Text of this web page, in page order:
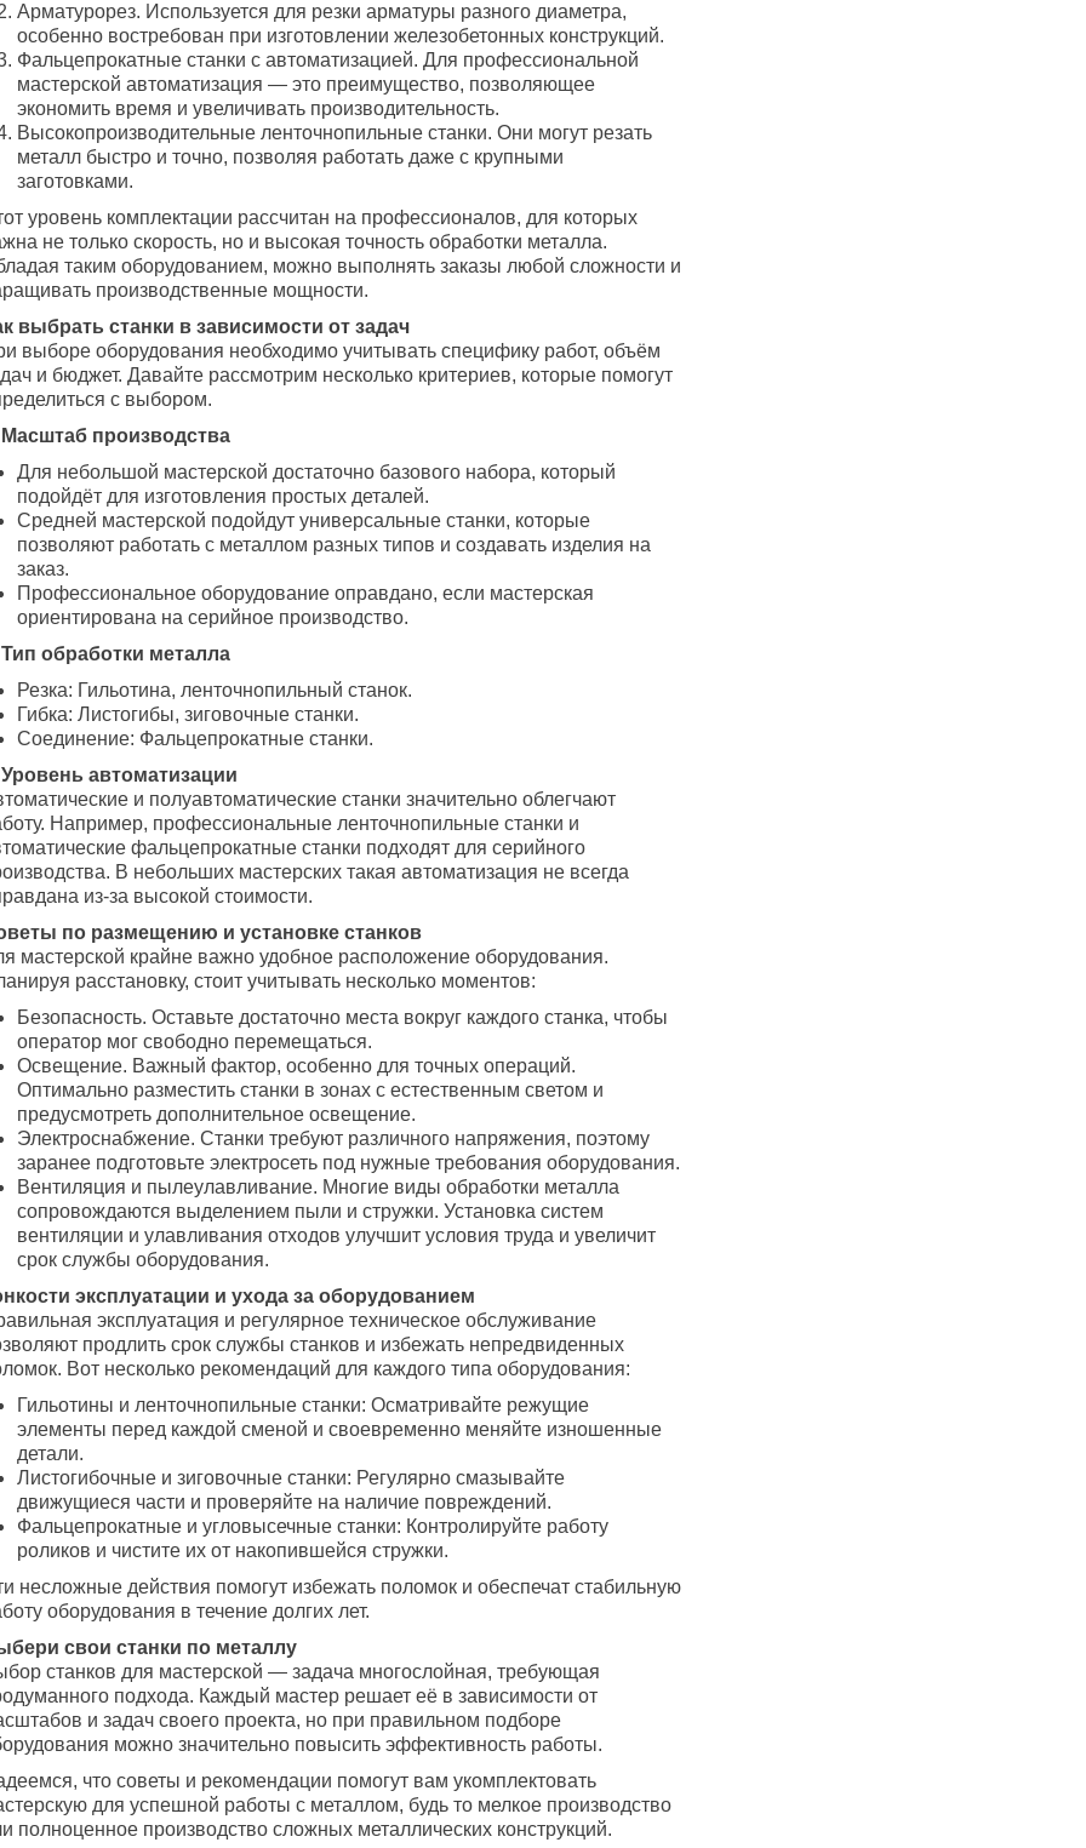
Арматурорез. Используется для резки арматуры разного диаметра,
особенно востребован при изготовлении железобетонных конструкций.
Фальцепрокатные станки с автоматизацией. Для профессиональной
мастерской автоматизация — это преимущество, позволяющее
экономить время и увеличивать производительность.
Высокопроизводительные ленточнопильные станки. Они могут резать
металл быстро и точно, позволяя работать даже с крупными
заготовками.
уровень комплектации рассчитан на профессионалов, для которых
не только скорость, но и высокая точность обработки металла.
таким оборудованием, можно выполнять заказы любой сложности и
производственные мощности.
выбрать станки в зависимости от задач
выборе оборудования необходимо учитывать специфику работ, объём
и бюджет. Давайте рассмотрим несколько критериев, которые помогут
с выбором.
Масштаб производства
Для небольшой мастерской достаточно базового набора, который
подойдёт для изготовления простых деталей.
Средней мастерской подойдут универсальные станки, которые
позволяют работать с металлом разных типов и создавать изделия на
заказ.
Профессиональное оборудование оправдано, если мастерская
ориентирована на серийное производство.
обработки металла
Резка: Гильотина, ленточнопильный станок.
Гибка: Листогибы, зиговочные станки.
Соединение: Фальцепрокатные станки.
автоматизации
и полуавтоматические станки значительно облегчают
Например, профессиональные ленточнопильные станки и
фальцепрокатные станки подходят для серийного
В небольших мастерских такая автоматизация не всегда
из-за высокой стоимости.
по размещению и установке станков
мастерской крайне важно удобное расположение оборудования.
расстановку, стоит учитывать несколько моментов:
Безопасность. Оставьте достаточно места вокруг каждого станка, чтобы
оператор мог свободно перемещаться.
Освещение. Важный фактор, особенно для точных операций.
Оптимально разместить станки в зонах с естественным светом и
предусмотреть дополнительное освещение.
Электроснабжение. Станки требуют различного напряжения, поэтому
заранее подготовьте электросеть под нужные требования оборудования.
Вентиляция и пылеулавливание. Многие виды обработки металла
сопровождаются выделением пыли и стружки. Установка систем
вентиляции и улавливания отходов улучшит условия труда и увеличит
срок службы оборудования.
эксплуатации и ухода за оборудованием
эксплуатация и регулярное техническое обслуживание
продлить срок службы станков и избежать непредвиденных
Вот несколько рекомендаций для каждого типа оборудования:
Гильотины и ленточнопильные станки: Осматривайте режущие
элементы перед каждой сменой и своевременно меняйте изношенные
детали.
Листогибочные и зиговочные станки: Регулярно смазывайте
движущиеся части и проверяйте на наличие повреждений.
Фальцепрокатные и угловысечные станки: Контролируйте работу
роликов и чистите их от накопившейся стружки.
несложные действия помогут избежать поломок и обеспечат стабильную
оборудования в течение долгих лет.
свои станки по металлу
станков для мастерской — задача многослойная, требующая
подхода. Каждый мастер решает её в зависимости от
и задач своего проекта, но при правильном подборе
можно значительно повысить эффективность работы.
что советы и рекомендации помогут вам укомплектовать
для успешной работы с металлом, будь то мелкое производство
полноценное производство сложных металлических конструкций.